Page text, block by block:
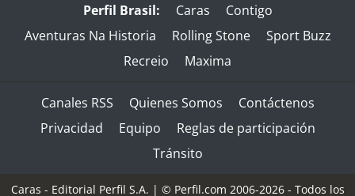
Perfil Brasil: Caras
Contigo
Aventuras Na Historia
Rolling Stone
Sport Buzz
Recreio
Maxima
Canales RSS Quienes Somos
Contáctenos
Privacidad
Equipo
Reglas de participación
Tránsito
Caras - Editorial Perfil S.A. | © Perfil.com 2006-2026 - Todos los